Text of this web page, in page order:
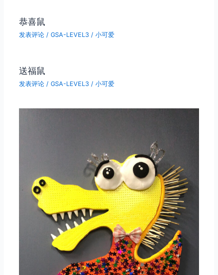
恭喜鼠
发表评论 /GSA-LEVEL3 /小可爱
送福鼠
发表评论 /GSA-LEVEL3 /小可爱